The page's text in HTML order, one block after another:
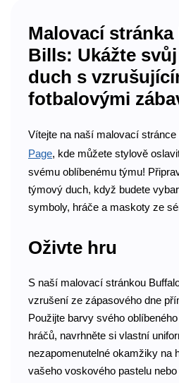
Malovací
Bills: Ukážte
duch s
fotbalovými
Vítejte na naší malovací stránce
Page, kde můžete stylově
svému oblíbenému týmu!
týmový duch, když budete
symboly, hráče a maskoty ze
Oživte hru
S naší malovací stránkou
vzrušení ze zápasového dne
Použijte barvy svého
hráčů, navrhněte si vlastní
nezapomenutelné okamžiky na
vašeho voskového pastelu